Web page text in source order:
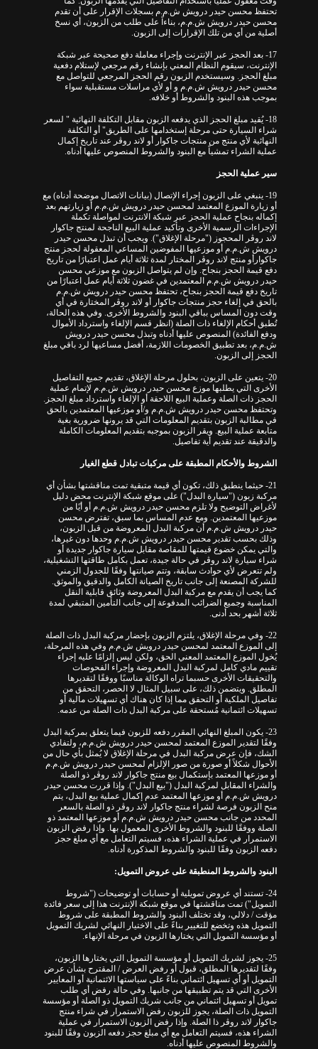
تحتفظ محسن حيدر درويش ش.م.م بسجلات الإقرار على أن تقدم
محسن حيدر درويش ش.م.م، بناءاً على طلب من الزبون، أي نسخ
أصلية من أي من تلك الإقرارات إلى الزبون.
17- بعد الحجز عبر الإنترنت وإجراء معاملة دفع صحيحة عبر شبكة
الإنترنت، سيقوم النظام المعني بإنشاء رقم مرجعي لإستلام دفعية
مبلغ الحجز. وسيستخدم الزبون رقم الحجز المرجعي للتواصل مع
محسن حيدر درويش ش.م.م و أو لأي مراسلات مستقبلية سواء
بموجب هذه البنود والشروط أو خلافه.
18- يُقيد مبلغ الحجز الذي يدفعه الزبون مقابل التكلفة النهائية " لسعر
شراء السيارة حتى مرحلة إستخدامها على الطريق" أو التكلفة
النهائية لأي منتج من منتجات جاكوار أو لاند روڤر عند تاريخ إكمال
عملية الشراء تمشياً مع البنود والشروط المنصوص عليها أدناه.
سير عملية الحجز
19- ينبغي على الزبون إجراء الإتصال (بيانات الاتصال موضحة أدناه) مع
أو زيارة الموزع المعتمد لمحسن حيدر درويش ش.م.م أو زيارتهم بعد
إكماله بنجاح عملية الحجز عبر شبكة الانترنت لمواصلة تكملة
الإجراءات الرسمية الأخرى وتأكيد عملية البيع الناجحة لمنتج جاكوار
لاند روڤر المحجوز ("مرحلة الإغلاق"). ويجب أن تبذل محسن حيدر
درويش ش.م.م أو موزعيها المفوضين المساعي المعقولة لحجز منتج
جاكوارأو منتج لاند روڤر المختار لمدة ثلاثة أيام عمل اعتبارًا من تاريخ
دفع قيمة الحجز بنجاح. وإن لم يتواصل الزبون مع موزعي محسن
حيدر درويش ش.م.م المعتمدين في غضون ثلاثة أيام عمل اعتبارًا من
تاريخ دفع قيمة الحجز بنجاح، تحتفظ محسن حيدر درويش ش.م.م
بالحق في إلغاء حجز منتجات جاكوار أو لاند روڤر المختارة في أي
وقت دون المساس بباقي البنود والشروط الأخرى. وفي هذه الحالة،
تُطبق أحكام الإلغاء ذات الصلة (انظر قسم الإلغاء واسترداد الأموال
ودفع الفائدة) المنصوص عليها أدناه وتبذل محسن حيدر درويش
ش.م.م، بعد تطبيق الخصومات اللازمة، أفضل مساعيها لرد باقي مبلغ
الحجز إلى الزبون.
20- يتعين على الزبون، بحلول مرحلة الإغلاق، تقديم جميع التفاصيل
الأخرى التي يطلبها موزع محسن حيدر درويش ش.م.م لإتمام عملية
الحجز ذات الصلة وعملية البيع اللاحقة أو الإلغاء واسترداد مبلغ الحجز.
وتحتفظ محسن حيدر درويش ش.م.م و/أو موزعيها المعتمدين بالحق
في مطالبة الزبون بتقديم المعلومات التي قد يرونها ضرورية بغية
متابعة عملية البيع. ويقر الزبون بموجبه بتقديم المعلومات الكاملة
والدقيقة عند تقديم أية تفاصيل.
الشروط والأحكام المطبقة على مركبات تبادل قطع الغيار
21- حيثما ينطبق ذلك، تكون أي قيمة متبقية تمت مناقشتها بشأن أي
مركبة زبون ("سيارة البدل") على موقع شبكة الإنترنت محض دليل
لأغراض التوضيح ولا تلزم محسن حيدر درويش ش.م.م أو أيًا من
موزعيها المعتمدين. ومع عدم المساس بما سبق، تفترض محسن
حيدر درويش ش.م.م أن مركبة البدل المعروضة من قبل الزبون،
وذلك بحسب تقدير محسن حيدر درويش ش.م.م وحدها دون غيرها،
والتي يمكن خضوع قيمتها للمقاصة مقابل سيارة جاكوار جديدة أو
شراء سيارة لاند روڤر في حالة جيدة، تعمل بكامل طاقتها التشغيلية،
ولم تتعرض لأي حوادث سابقة، وتتم صيانتها وفقًا للجدول الزمني
للشركة المصنعة إلى جانب تاريخ الصيانة الكامل والدقيق والموثق.
كما يجب أن يقدم مع مركبة البدل المعروضة وثائق قابلية النقل
المناسبة وجميع الضرائب المدفوعة إلى جانب التأمين المتبقي لمدة
ثلاثة أشهر بحد أدنى.
22- وفي مرحلة الإغلاق، يلتزم الزبون بإحضار مركبة البدل ذات الصلة
إلى الموزع المعتمد لمحسن حيدر درويش ش.م.م وفي هذه المرحلة،
يُخول الموزع المعتمد المعني الحق، ولكن ليس إلزامًا عليه إجراء
تقييم مادي كامل لمركبة البدل المعروضة وإجراء الفحوصات
والتحقيقات الأخرى حسبما تراه الوكالة مناسبًا ووفقًا لتقديرها
المطلق. ويتضمن ذلك، على سبيل المثال لا الحصر، التحقق من
تفاصيل الملكية أو التحقق مما إذا كان هناك أي تسهيلات مالية أو
تسهيلات ائتمانية مُستحقة على مركبة البدل ذات الصلة من عدمه.
23- يكون المبلغ النهائي المقرر دفعه للزبون فيما يتعلق بمركبة البدل
وفقًا لتقدير الموزع المعتمد لمحسن حيدر درويش ش.م.م، ولتفادي
الشك، فإن عرض مركبة البدل في مرحلة الإغلاق لا يُمثل بأي حال من
الأحوال شكلاً أو صورة من صور الإلزام لمحسن حيدر درويش ش.م.م
أو موزعها المعتمد بإستكمال بيع منتج جاكوار لاند روڤر ذو الصلة
والشراء المقابل لمركبة البدل ("بيع البدل"). وإذا قررت محسن حيدر
درويش ش.م.م أو موزعها المعتمد عدم إكمال عملية بيع البدل، يتم
منح الزبون فرصة لشراء منتج جاكوار لاند روڤر ذو الصلة بالسعر
المحدد من جانب محسن حيدر درويش ش.م.م أو موزعها المعتمد ذو
الصلة ووفقًا للبنود والشروط الأخرى المعمول بها. وإذا رفض الزبون
الاستمرار في عملية الشراء هذه، فسيتم التعامل مع أي مبلغ حجز
دفعه الزبون وفقًا للبنود والشروط المذكورة أدناه.
البنود والشروط المنطبقة على عروض التمويل:
24- تستند أي عروض تمويلية أو حسابات أو توضيحات ("شروط
التمويل") تمت مناقشتها في موقع شبكة الإنترنت هذا إلى سعر فائدة
مؤقت / دلالي، وقد تختلف البنود والشروط المطبقة على شروط
التمويل هذه وتخضع للتغيير بناءً على الاختيار النهائي لشريك التمويل
أو مؤسسة التمويل التي يختارها الزبون في مرحلة الإنهاء.
25- يجوز لشريك التمويل أو مؤسسة التمويل التي يختارها الزبون،
وفقًا لتقديرها المطلق، قبول أو رفض العرض / المقترح بشأن عرض
التمويل أو أي تسهيل ائتماني بناءً على سياستها الائتمانية أو المعايير
الأخرى التي قد يتم تطبيقها من جانبها. وفي حالة رفض أي طلب
تمويل أو تسهيل ائتماني من جانب شريك التمويل ذو الصلة أو مؤسسة
التمويل ذات الصلة، يجوز للزبون رفض الاستمرار في شراء منتج
جاكوار لاند روڤر ذا الصلة. وإذا رفض الزبون الاستمرار في عملية
الشراء هذه، فسيتم التعامل مع أي مبلغ حجز دفعه الزبون وفقًا للبنود
والشروط المنصوص عليها أدناه.